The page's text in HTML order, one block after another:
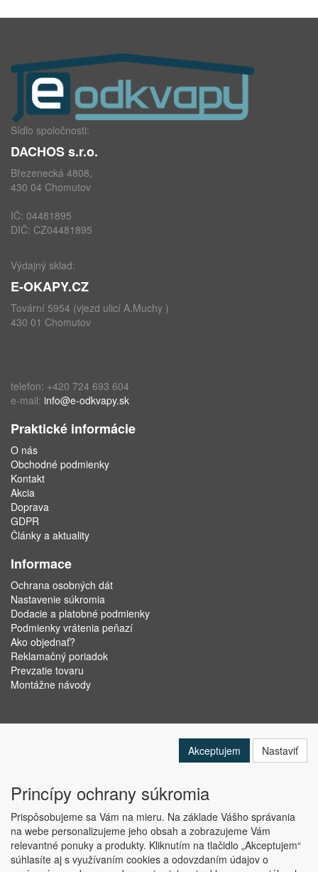
Sídlo spoločnosti:
DACHOS s.r.o.
Březenecká 4808,
430 04 Chomutov
IČ: 04481895
DIČ: CZ04481895
Výdajný sklad:
E-OKAPY.CZ
Tovární 5954 (vjezd ulicí A.Muchy )
430 01 Chomutov
telefon: +420 724 693 604
e-mail: info@e-odkvapy.sk
Praktické informácie
O nás
Obchodné podmienky
Kontakt
Akcia
Doprava
GDPR
Články a aktuality
Informace
Ochrana osobných dát
Nastavenie súkromia
Dodacie a platobné podmienky
Podmienky vrátenia peňazí
Ako objednať?
Reklamačný poriadok
Prevzatie tovaru
Montážne návody
Copyright © ABRA Software a.s. 2019
Akceptujem Nastaviť
Princípy ochrany súkromia
Prispôsobujeme sa Vám na mieru. Na základe Vášho správania
na webe personalizujeme jeho obsah a zobrazujeme Vám
relevantné ponuky a produkty. Kliknutím na tlačidlo „Akceptujem“
súhlasíte aj s využívaním cookies a odovzdaním údajov o